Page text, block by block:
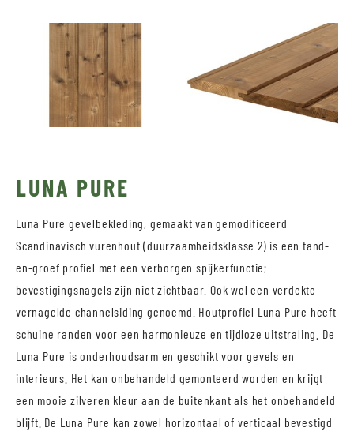
LUNA PURE
Luna Pure gevelbekleding, gemaakt van gemodificeerd
Scandinavisch vurenhout (duurzaamheidsklasse 2) is een tand-
en-groef profiel met een verborgen spijkerfunctie;
bevestigingsnagels zijn niet zichtbaar. Ook wel een verdekte
vernagelde channelsiding genoemd. Houtprofiel Luna Pure heeft
schuine randen voor een harmonieuze en tijdloze uitstraling. De
Luna Pure is onderhoudsarm en geschikt voor gevels en
interieurs. Het kan onbehandeld gemonteerd worden en krijgt
een mooie zilveren kleur aan de buitenkant als het onbehandeld
blijft. De Luna Pure kan zowel horizontaal of verticaal bevestigd